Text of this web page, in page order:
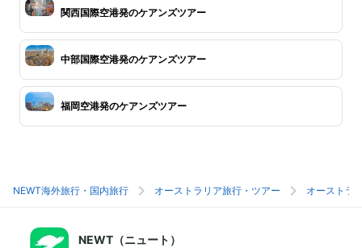
関西国際空港発のケアンズツアー
中部国際空港発のケアンズツアー
福岡空港発のケアンズツアー
NEWT海外旅行・国内旅行 オーストラリア旅行・ツアー オーストラ
NEWT（ニュート）